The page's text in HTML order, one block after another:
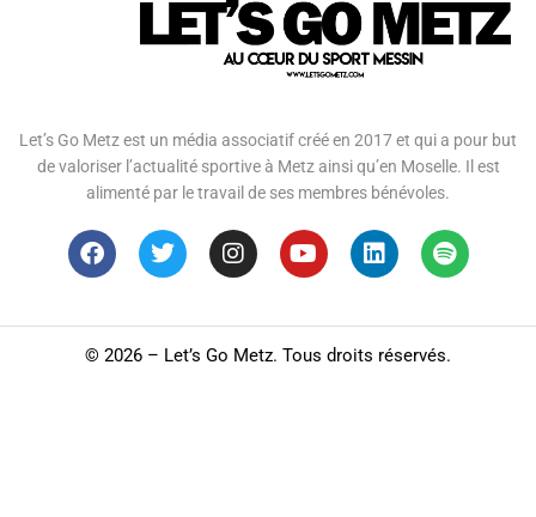
Let’s Go Metz est un média associatif créé en 2017 et qui a pour but
de valoriser l’actualité sportive à Metz ainsi qu’en Moselle. Il est
alimenté par le travail de ses membres bénévoles.
© 2026 – Let’s Go Metz. Tous droits réservés.